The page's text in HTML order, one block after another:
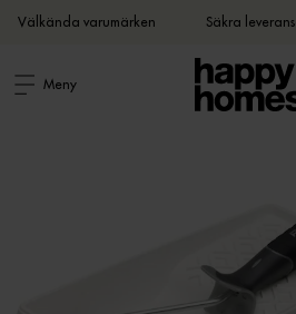
Välkända varumärken Säkra
Meny